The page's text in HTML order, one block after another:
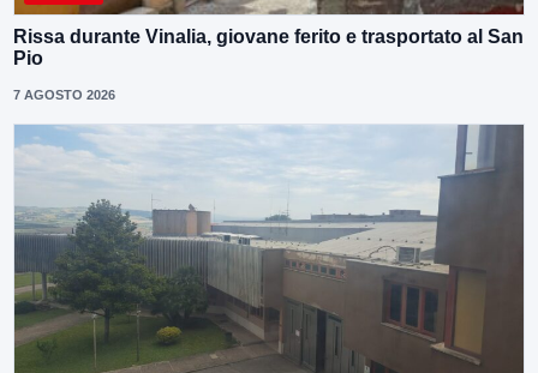
Rissa durante Vinalia, giovane ferito e trasportato al San
Pio
7 AGOSTO 2026